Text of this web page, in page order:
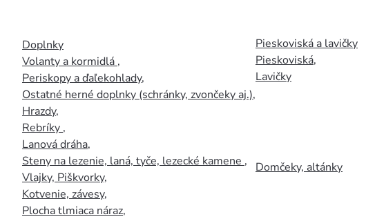
Doplnky
Volanty a kormidlá ,
Periskopy a ďaľekohlady,
Ostatné herné doplnky (schránky, zvončeky aj.),
Hrazdy,
Rebríky ,
Lanová dráha,
Steny na lezenie, laná, tyče, lezecké kamene ,
Vlajky, Piškvorky,
Kotvenie, závesy,
Plocha tlmiaca náraz,
Pieskoviská a lavičky
Pieskoviská,
Lavičky
Domčeky, altánky